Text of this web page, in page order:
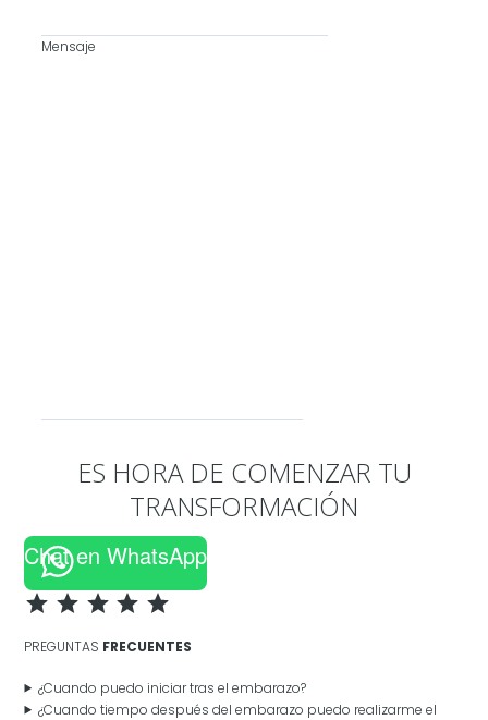
Mensaje
ES HORA DE COMENZAR TU
TRANSFORMACIÓN
Chat en WhatsApp
Puntuación: 5 de 5.
PREGUNTAS FRECUENTES
¿Cuando puedo iniciar tras el embarazo?
¿Cuando tiempo después del embarazo puedo realizarme el